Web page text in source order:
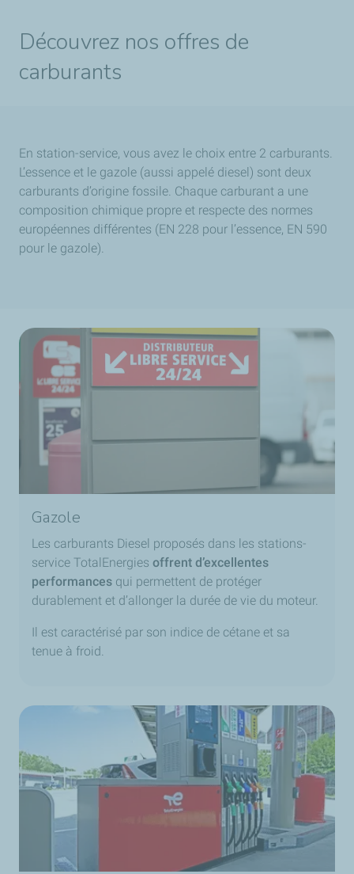
Découvrez nos offres de
carburants
En station-service, vous avez le choix entre 2 carburants.
L’essence et le gazole (aussi appelé diesel) sont deux
carburants d’origine fossile. Chaque carburant a une
composition chimique propre et respecte des normes
européennes différentes (EN 228 pour l’essence, EN 590
pour le gazole).
Gazole
Les carburants Diesel proposés dans les stations-
service TotalEnergies offrent d’excellentes
performances qui permettent de protéger
durablement et d’allonger la durée de vie du moteur.
Il est caractérisé par son indice de cétane et sa
tenue à froid.